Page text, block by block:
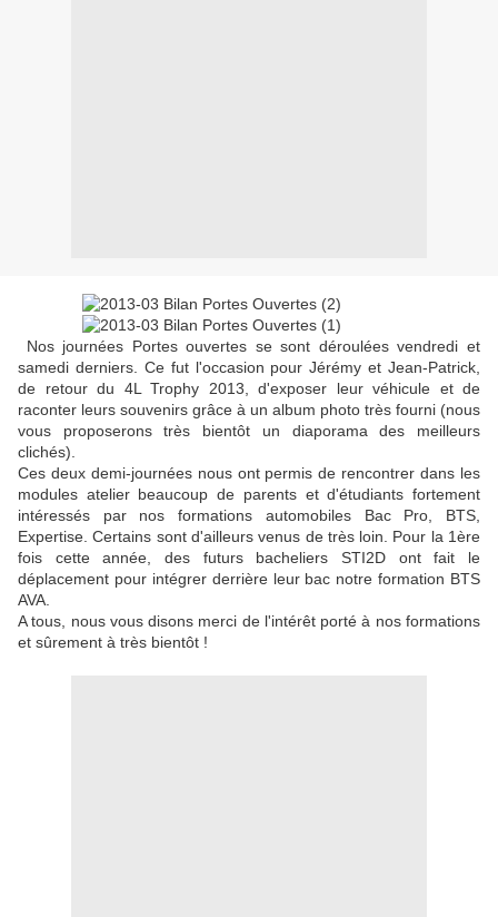
Nos journées Portes ouvertes se sont déroulées vendredi et
samedi derniers. Ce fut l'occasion pour Jérémy et Jean-Patrick,
de retour du 4L Trophy 2013, d'exposer leur véhicule et de
raconter leurs souvenirs grâce à un album photo très fourni (nous
vous proposerons très bientôt un diaporama des meilleurs
clichés).
Ces deux demi-journées nous ont permis de rencontrer dans les
modules atelier beaucoup de parents et d'étudiants fortement
intéressés par nos formations automobiles Bac Pro, BTS,
Expertise. Certains sont d'ailleurs venus de très loin. Pour la 1ère
fois cette année, des futurs bacheliers STI2D ont fait le
déplacement pour intégrer derrière leur bac notre formation BTS
AVA.
A tous, nous vous disons merci de l'intérêt porté à nos formations
et sûrement à très bientôt !